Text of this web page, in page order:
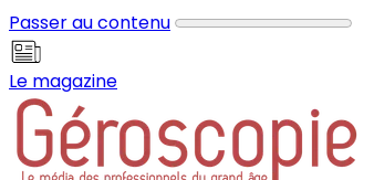
Passer au contenu
Le magazine
Panneau de gestion des cookies